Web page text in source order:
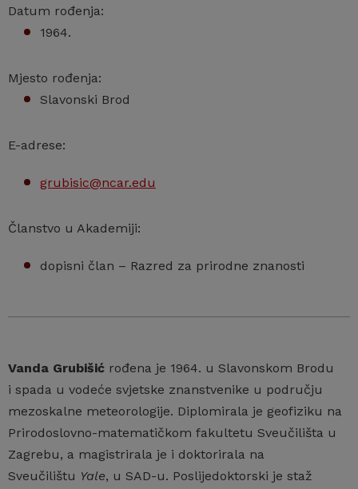
Datum rođenja:
1964.
Mjesto rođenja:
Slavonski Brod
E-adrese:
grubisic@ncar.edu
Članstvo u Akademiji:
dopisni član – Razred za prirodne znanosti
Vanda Grubišić rođena je 1964. u Slavonskom Brodu
i spada u vodeće svjetske znanstvenike u području
mezoskalne meteorologije. Diplomirala je geofiziku na
Prirodoslovno-matematičkom fakultetu Sveučilišta u
Zagrebu, a magistrirala je i doktorirala na
Sveučilištu Yale, u SAD-u. Poslijedoktorski je staž